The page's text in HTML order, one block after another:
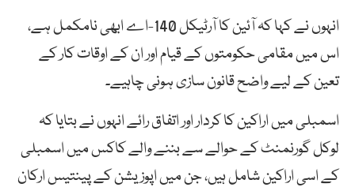
انہوں نے کہا کہ آئین کا آرٹیکل 140-اے ابھی نامکمل ہے،
اس میں مقامی حکومتوں کے قیام اور ان کے اوقات کار کے
تعین کے لیے واضح قانون سازی ہونی چاہیے۔
اسمبلی میں اراکین کا کردار اور اتفاق رائے انہوں نے بتایا کہ
لوکل گورنمنٹ کے حوالے سے بننے والے کاکس میں اسمبلی
کے اسی اراکین شامل ہیں، جن میں اپوزیشن کے پینتیس ارکان